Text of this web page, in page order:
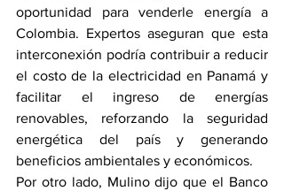
oportunidad para venderle energía a
Colombia. Expertos aseguran que esta
interconexión podría contribuir a reducir
el costo de la electricidad en Panamá y
facilitar el ingreso de energías
renovables, reforzando la seguridad
energética del país y generando
beneficios ambientales y económicos.
Por otro lado, Mulino dijo que el Banco